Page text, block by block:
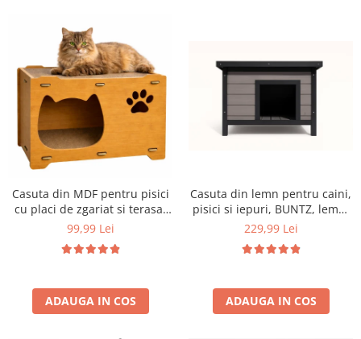
Masini de tuns si barbierit
Aparate de calcat cu aburi.
Aparate de masaj
Pile electrice
Rezerve
Accesorii aspiratoare
Accesorii electrocasnice mici
Accesorii
Masini de cusut
Masini de facut cuburi de gheata
Casuta din MDF pentru pisici
cu placi de zgariat si terasa,
Buntz, pentru interior,
99,99 Lei
ADAUGA IN COS
Casuta din lemn pentru caini,
pisici si iepuri, BUNTZ, lemn,
acoperis rabatabil, bitumant,
transparenta la usa din PVC,
229,99 Lei
ADAUGA IN COS